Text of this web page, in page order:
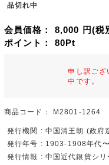
品切れ中
会員価格： 8,000 円(税
ポイント： 80Pt
申し訳ござ
中です。
商品コード： M2801-1264
発行機関 : 中国清王朝 (政府
発行年号 : 1903-1908年代
発行情報 : 中国近代銀貨シリ